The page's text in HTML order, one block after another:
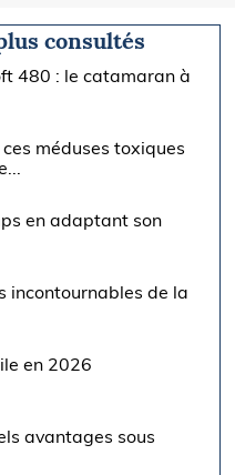
consultés
480 : le catamaran à
méduses toxiques
en adaptant son
incontournables de la
en 2026
avantages sous